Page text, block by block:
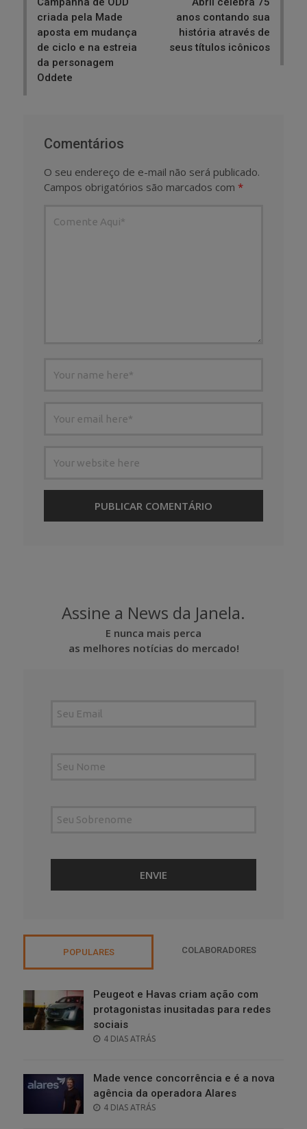
criada pela Made
aposta em mudança
de ciclo e na estreia
da personagem
Oddete
anos contando sua
história através de
seus títulos icônicos
Comentários
O seu endereço de e-mail não será publicado.
Campos obrigatórios são marcados com *
Assine a News da Janela.
E nunca mais perca
as melhores notícias do mercado!
POPULARES COLABORADORES
Peugeot e Havas criam ação com
protagonistas inusitadas para redes
sociais
POSTED
4 DIAS ATRÁS
Made vence concorrência e é a nova
agência da operadora Alares
POSTED
4 DIAS ATRÁS